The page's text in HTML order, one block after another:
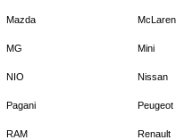
Mazda McLaren
MG Mini
NIO Nissan
Pagani Peugeot
RAM Renault